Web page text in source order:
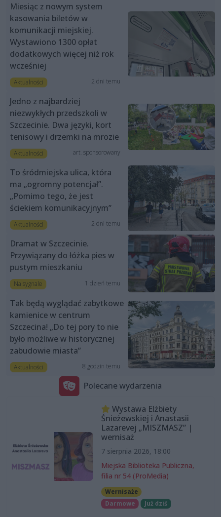
Miesiąc z nowym system
kasowania biletów w
komunikacji miejskiej.
Wystawiono 1300 opłat
dodatkowych więcej niż rok
wcześniej
Aktualności 2 dni temu
Jedno z najbardziej
niezwykłych przedszkoli w
Szczecinie. Dwa języki, kort
tenisowy i drzemki na mrozie
Aktualności art. sponsorowany
To śródmiejska ulica, która
ma „ogromny potencjał”.
„Pomimo tego, że jest
ściekiem komunikacyjnym”
Aktualności 2 dni temu
Dramat w Szczecinie.
Przywiązany do łóżka pies w
pustym mieszkaniu
Na sygnale 1 dzień temu
Tak będą wyglądać zabytkowe
kamienice w centrum
Szczecina! „Do tej pory to nie
było możliwe w historycznej
zabudowie miasta”
Aktualności 8 godzin temu
Polecane wydarzenia
Wystawa Elżbiety
Śnieżewskiej i Anastasii
Lazarevej „MISZMASZ” |
wernisaż
7 sierpnia 2026, 18:00
Miejska Biblioteka Publiczna,
filia nr 54 (ProMedia)
Wernisaże
Darmowe
Już dziś